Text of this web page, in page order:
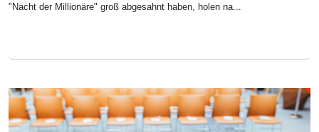
"Nacht der Millionäre" groß abgesahnt haben, holen na...